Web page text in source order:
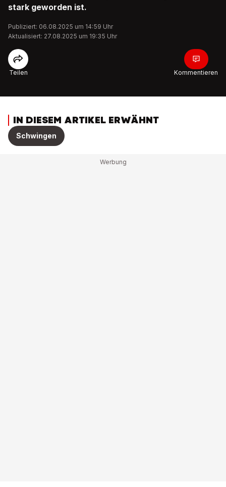
stark geworden ist.
Publiziert: 06.08.2025 um 14:59 Uhr
Aktualisiert: 27.08.2025 um 19:35 Uhr
Teilen Kommentieren
IN DIESEM ARTIKEL ERWÄHNT
Schwingen